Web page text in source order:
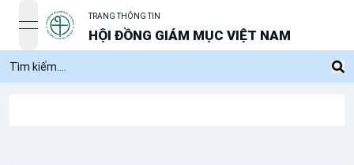
open navigation menu
TRANG THÔNG TIN
HỘI ĐỒNG GIÁM MỤC VIỆT NAM